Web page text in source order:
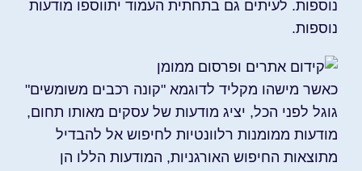
נוספות. לעיתים גם בתחתית העמוד יתווספו מודעות
נוספות.
כאשר מישהו מקליד לדוגמא "קונה רכבים משומשים"
גוגל לפני הכל, יציג מודעות של עסקים מאותו תחום,
מודעות ממומנות רלוונטיות לחיפוש אל להבדיל
מתוצאות החיפוש האורגניות, המודעות הללו הן